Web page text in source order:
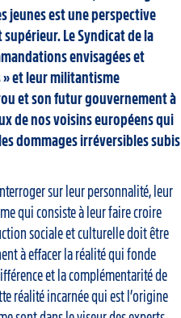
jeunes est une perspective
Le Syndicat de la
envisagées et
» et leur militantisme
et son futur gouvernement à
de nos voisins européens qui
dommages irréversibles subis
sur leur personnalité, leur
qui consiste à leur faire croire
sociale et culturelle doit être
à effacer la réalité qui fonde
et la complémentarité de
réalité incarnée qui est l’origine